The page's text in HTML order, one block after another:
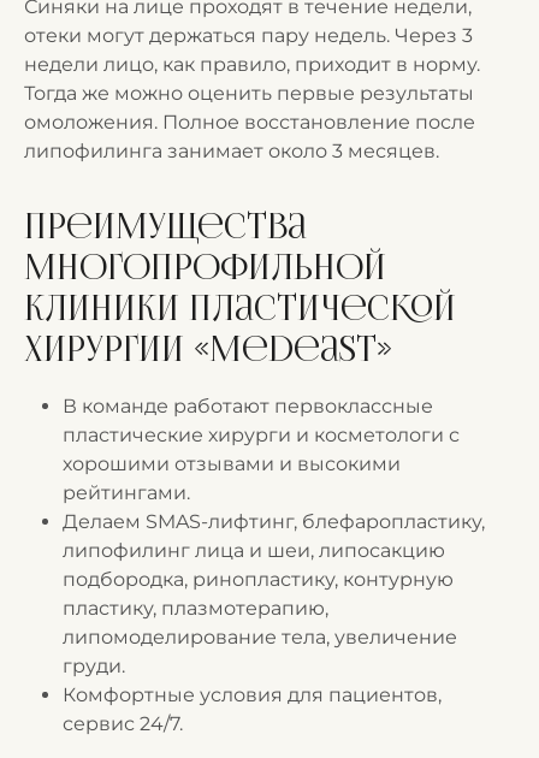
Синяки на лице проходят в течение недели,
отеки могут держаться пару недель. Через 3
недели лицо, как правило, приходит в норму.
Тогда же можно оценить первые результаты
омоложения. Полное восстановление после
липофилинга занимает около 3 месяцев.
Преимущества
многопрофильной
клиники пластической
хирургии «Medeast»
В команде работают первоклассные
пластические хирурги и косметологи с
хорошими отзывами и высокими
рейтингами.
Делаем SMAS-лифтинг, блефаропластику,
липофилинг лица и шеи, липосакцию
подбородка, ринопластику, контурную
пластику, плазмотерапию,
липомоделирование тела, увеличение
груди.
Комфортные условия для пациентов,
сервис 24/7.